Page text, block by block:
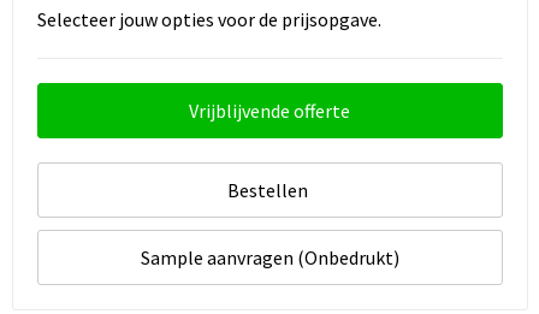
Selecteer jouw opties voor de prijsopgave.
Vrijblijvende offerte
Bestellen
Sample aanvragen (Onbedrukt)